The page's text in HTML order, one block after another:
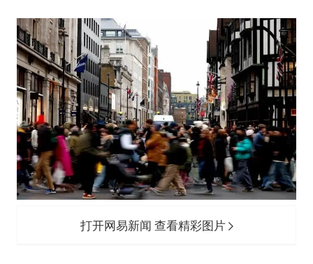
打开网易新闻 查看精彩图片